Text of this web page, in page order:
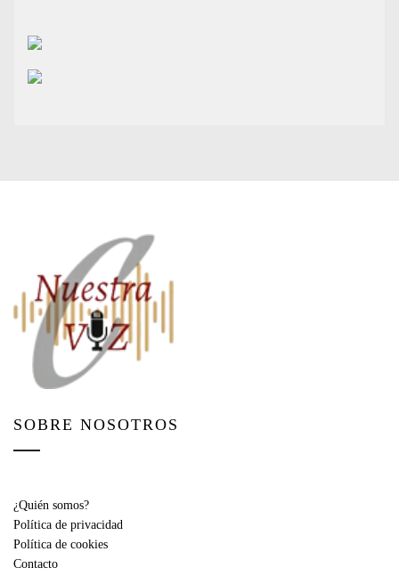
SOBRE NOSOTROS
¿Quién somos?
Política de privacidad
Política de cookies
Contacto